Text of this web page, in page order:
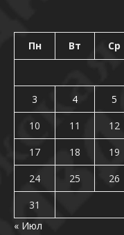
Пн Вт Ср
3
4 5
10
11 12
17
18 19
24
25 26
31
« Июл